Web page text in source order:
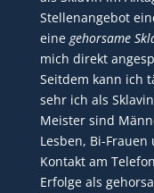
Stellenangebot
eine gehorsame
mich direkt
Seitdem kann ich
sehr ich als
Meister sind
Lesben, Bi-
Kontakt am
Erfolge als